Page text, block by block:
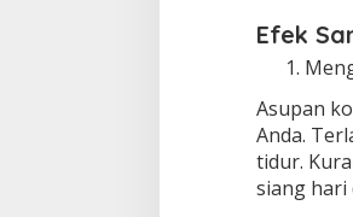
Efek
Asupan
Anda.
tidur.
siang hari